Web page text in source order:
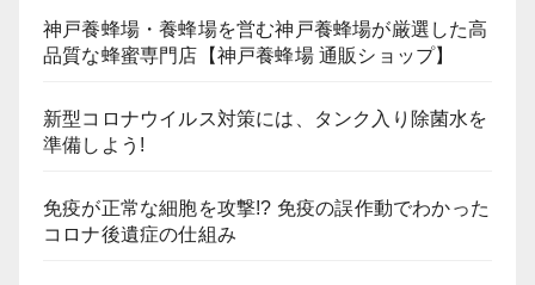
神戸養蜂場・養蜂場を営む神戸養蜂場が厳選した高
品質な蜂蜜専門店【神戸養蜂場 通販ショップ】
新型コロナウイルス対策には、タンク入り除菌水を
準備しよう!
免疫が正常な細胞を攻撃!? 免疫の誤作動でわかった
コロナ後遺症の仕組み